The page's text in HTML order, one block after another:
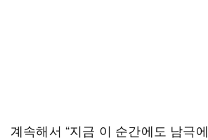
계속해서 “지금 이 순간에도 남극